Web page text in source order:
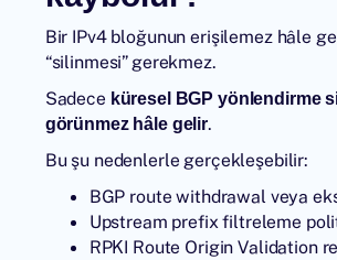
Bir IPv4 bloğunun erişilemez hâle
“silinmesi” gerekmez.
Sadece küresel BGP yönlendirme
görünmez hâle gelir.
Bu şu nedenlerle gerçekleşebilir:
BGP route withdrawal veya
Upstream prefix filtreleme
RPKI Route Origin Validation